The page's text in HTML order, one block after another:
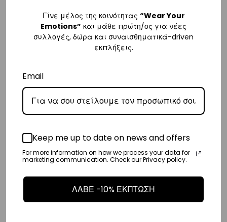
– Τα έξοδα αποστολής για όλο την Ευρώπη είναι στα€25.
– Η συνεργαζόμενη εταιρεία ταχυμεταφορών,DHL, θα αναλάβει την
παράδοσή σας.
ημέρες.
– Τα έξοδα αποστολής για όλο τον υπόλοιπο κόσμο είναι στα€35
παράδοσή σας.
– Οι χρόνοι παράδοσης κυμαίνονται συνήθως από 3-10 εργάσιμες
ημέρες.
Επιστροφές
Γίνε μέλος της κοινότητας “Wear Your
Emotions” και μάθε πρώτη/ος για νέες
συλλογές, δώρα και συναισθηματικά-driven
εκπλήξεις.
Email
Keep me up to date on news and offers
For more information on how we process your data for
marketing communication. Check our Privacy policy.
ΛΑΒΕ -10% ΕΚΠΤΩΣΗ